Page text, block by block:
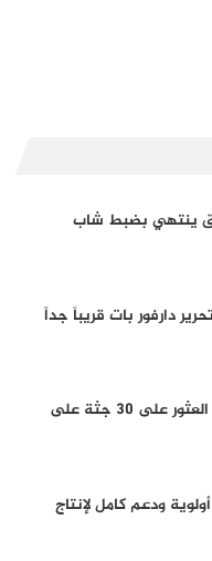
ينتهي بضبط شاب
دارفور بات قريباً جداً
شهود يكشفون تفاصيل العثور على 30 جثة على
ودعم كامل لإنتاج